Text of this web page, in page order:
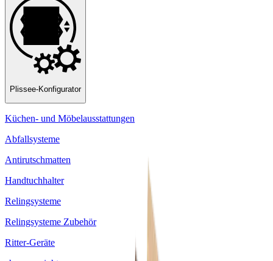
Plissee-Konfigurator
Küchen- und Möbelausstattungen
Abfallsysteme
Antirutschmatten
Handtuchhalter
Relingsysteme
Relingsysteme Zubehör
Ritter-Geräte